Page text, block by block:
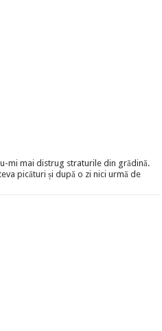
mi mai distrug straturile din grădină.
picături și după o zi nici urmă de